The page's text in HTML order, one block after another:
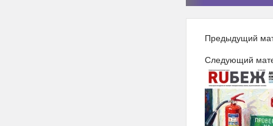
Предыдущий
Следующий